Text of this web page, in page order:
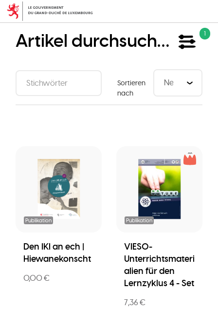
Direkt
zum
Artikel durchsuchen 1
Sortieren
nach
Publikation
Den IKI an ech |
Hiewanekonscht
0,00 €
Publikation
VIESO-
Unterrichtsmateri
alien für den
Lernzyklus 4 - Set
7,36 €